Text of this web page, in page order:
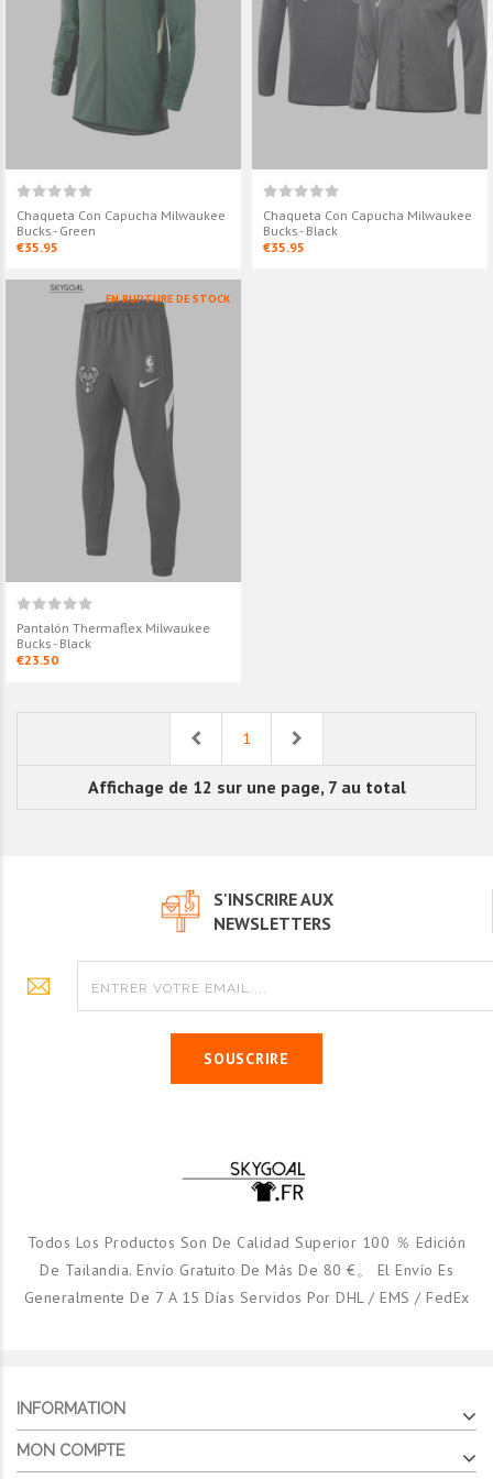
Chaqueta Con Capucha
Milwaukee Bucks - Green
€35.95
Milwaukee Bucks - Black
€35.95
Chaqueta Con Capucha Milwaukee
Bucks - Green
€35.95
Chaqueta Con Capucha Milwaukee
Bucks - Black
€35.95
EN RUPTURE DE STOCK
Pantalón Thermaflex Milwaukee
Bucks - Black
€23.50
Previous1
Affichage de 12 sur une page, 7 au total
S'INSCRIRE AUX
NEWSLETTERS
SOUSCRIRE
Todos Los Productos Son De Calidad Superior 100 ％ Edición
De Tailandia. Envío Gratuito De Más De 80 €。 El Envío Es
Generalmente De 7 A 15 Días Servidos Por DHL / EMS / FedEx
INFORMATION
MON COMPTE